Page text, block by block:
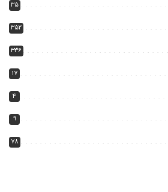
۳۵
۳۵۲
۳۳۶
۱۷
۴
۹
۷۸